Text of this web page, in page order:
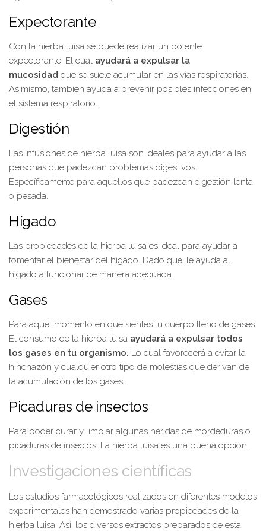
Expectorante
Con la hierba luisa se puede realizar un potente
expectorante. El cual ayudará a expulsar la
mucosidad que se suele acumular en las vías respiratorias.
Asimismo, también ayuda a prevenir posibles infecciones en
el sistema respiratorio.
Digestión
Las infusiones de hierba luisa son ideales para ayudar a las
personas que padezcan problemas digestivos.
Específicamente para aquellos que padezcan digestión lenta
o pesada.
Hígado
Las propiedades de la hierba luisa es ideal para ayudar a
fomentar el bienestar del hígado. Dado que, le ayuda al
hígado a funcionar de manera adecuada.
Gases
Para aquel momento en que sientes tu cuerpo lleno de gases.
El consumo de la hierba luisa ayudará a expulsar todos
los gases en tu organismo. Lo cual favorecerá a evitar la
hinchazón y cualquier otro tipo de molestias que derivan de
la acumulación de los gases.
Picaduras de insectos
Para poder curar y limpiar algunas heridas de mordeduras o
picaduras de insectos. La hierba luisa es una buena opción.
Investigaciones científicas
Los estudios farmacológicos realizados en diferentes modelos
experimentales han demostrado varias propiedades de la
hierba luisa. Así, los diversos extractos preparados de esta